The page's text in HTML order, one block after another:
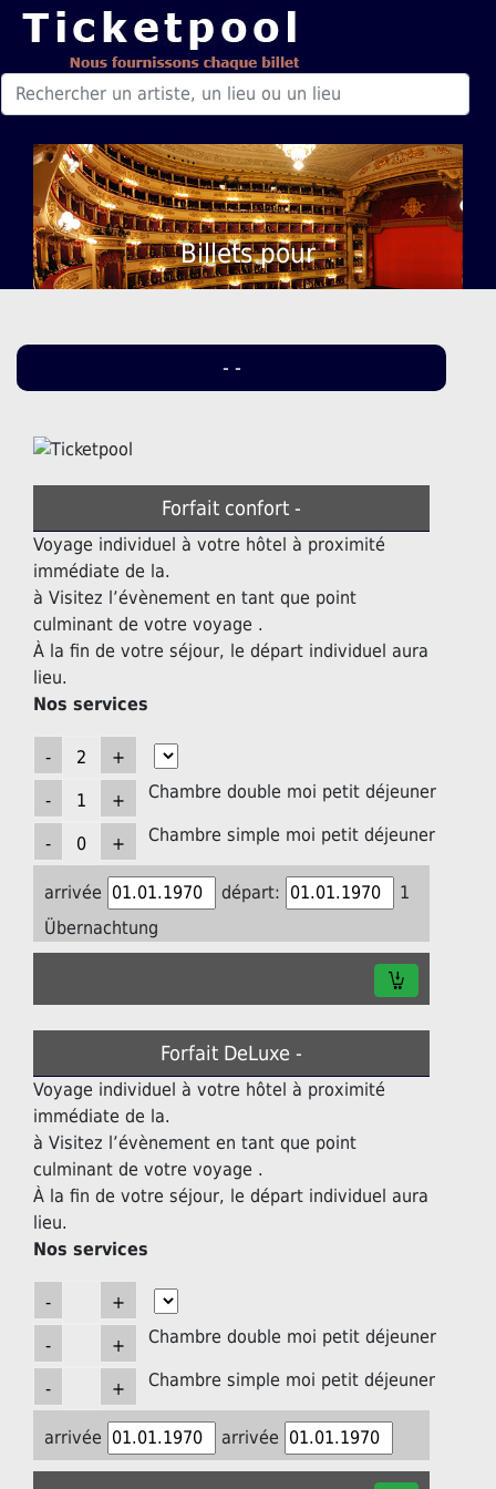
Billets pour
- -
Forfait confort -
Voyage individuel à votre hôtel à proximité
immédiate de la.
à Visitez l’évènement en tant que point
culminant de votre voyage .
À la fin de votre séjour, le départ individuel aura
lieu.
Nos services
Chambre double moi petit déjeuner
Chambre simple moi petit déjeuner
arrivée départ:
1
Übernachtung
Forfait DeLuxe -
Voyage individuel à votre hôtel à proximité
immédiate de la.
à Visitez l’évènement en tant que point
culminant de votre voyage .
À la fin de votre séjour, le départ individuel aura
lieu.
Nos services
Chambre double moi petit déjeuner
Chambre simple moi petit déjeuner
arrivée arrivée